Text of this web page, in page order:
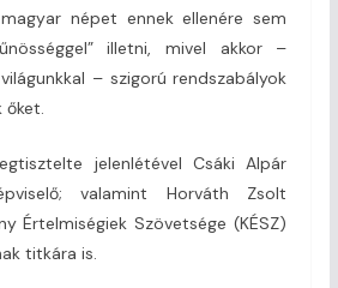
népet ennek ellenére sem
illetni, mivel akkor –
– szigorú rendszabályok
jelenlétével Csáki Alpár
valamint Horváth Zsolt
Értelmiségiek Szövetsége (KÉSZ)
titkára is.